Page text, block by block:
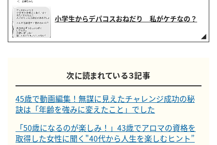
小学生からデパコスおねだり 私がケチなの？
次に読まれている３記事
45歳で動画編集！無謀に見えたチャレンジ成功の秘
訣は「年齢を強みに変えたこと」でした
「50歳になるのが楽しみ！」43歳でアロマの資格を
取得した女性に聞く"40代から人生を楽しむヒント”